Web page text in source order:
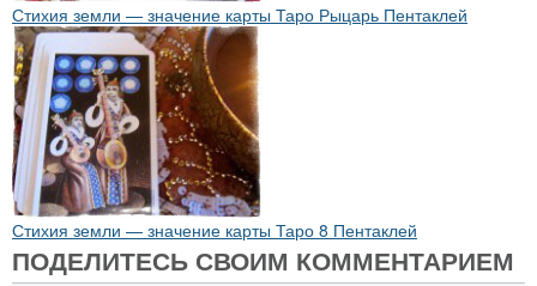
Стихия земли — значение карты Таро Рыцарь Пентаклей
Стихия земли — значение карты Таро 8 Пентаклей
ПОДЕЛИТЕСЬ СВОИМ КОММЕНТАРИЕМ